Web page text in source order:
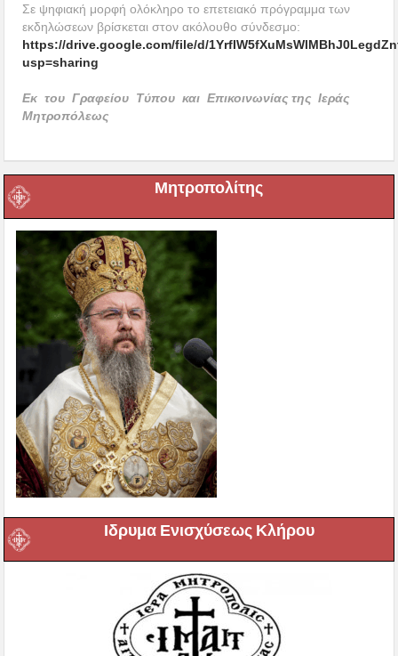
Σε ψηφιακή μορφή ολόκληρο το επετειακό πρόγραμμα των
εκδηλώσεων βρίσκεται στον ακόλουθο σύνδεσμο:
https://drive.google.com/file/d/
usp=sharing
Εκ του Γραφείου Τύπου και Επικοινωνίας της Ιεράς
Μητροπόλεως
Μητροπολίτης
Ιδρυμα Ενισχύσεως Κλήρου